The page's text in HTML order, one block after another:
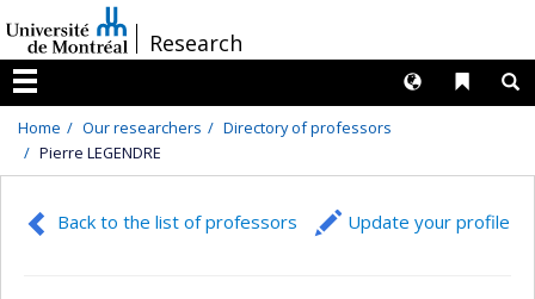
au
contenu
/Research
Menu
Liens
Langues
Home Our researchers
Directory of professors
Pierre LEGENDRE
Back to the list of professors Update your profile